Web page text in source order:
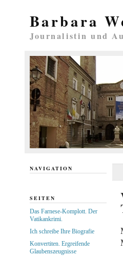
Barbara
Journalistin und
NAVIGATION
SEITEN
Das Farnese-Komplott. Der
Vatikankrimi.
Ich schreibe Ihre Biografie
Konvertiten. Ergreifende
Glaubenszeugnisse